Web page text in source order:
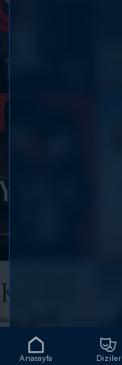
Anasayfa Diziler